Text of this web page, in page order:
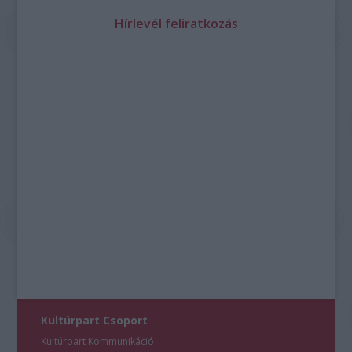
Hírlevél feliratkozás
Kultúrpart Csoport
Kultúrpart Kommunikáció